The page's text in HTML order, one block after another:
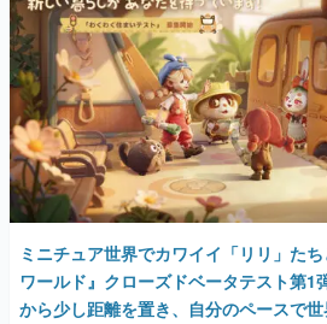
ミニチュア世界でカワイイ「リリ」た
ワールド』クローズドベータテスト第1
から少し距離を置き、自分のペースで